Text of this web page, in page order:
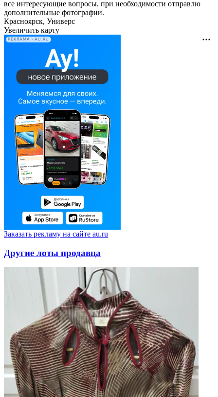
все интересующие вопросы, при необходимости отправлю
дополнительные фотографии.
Красноярск, Универс
Увеличить карту
РЕКЛАМА • AU.RU
Заказать рекламу на сайте au.ru
Другие лоты продавца